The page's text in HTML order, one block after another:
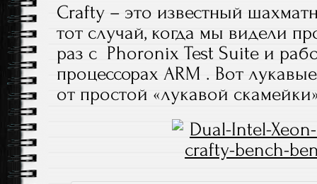
Crafty – это известный
тот случай, когда мы видели
раз с Phoronix Test Suite и
процессорах ARM . Вот
от простой «лукавой